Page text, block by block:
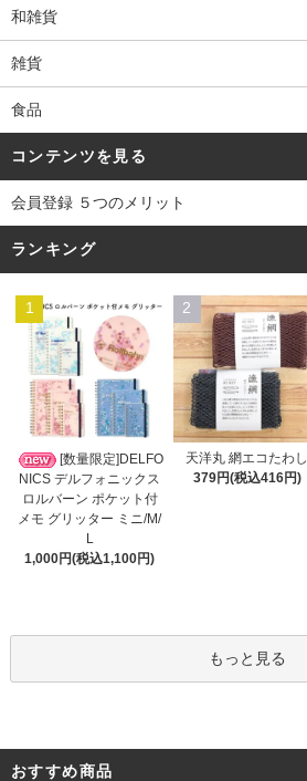
和雑貨
雑貨
食品
コンテンツを見る
会員登録 ５つのメリット
ランキング
1
[数量限定]DELFO
NICS デルフォニックス
ロルバーン ポケット付
メモ グリッター ミニ/M/
L
1,000円(税込1,100円)
2
天洋丸 網エコたわし
379円(税込416円)
もっと見る
おすすめ商品